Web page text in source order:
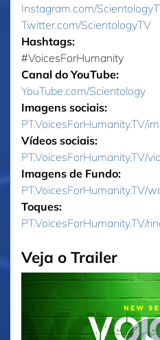
Instagram.com/
Twitter.com/ScientologyTV
Hashtags:
‎#VoicesForHumanity
Canal do YouTube:
YouTube.com/Scientology
Imagens sociais:
PT.VoicesForHumanity.TV/
Vídeos sociais:
PT.VoicesForHumanity.TV/
Imagens de Fundo:
PT.VoicesForHumanity.TV/
Toques:
PT.VoicesForHumanity.TV/
Veja o Trailer